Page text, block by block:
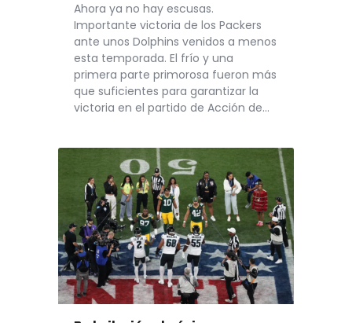
Ahora ya no hay escusas.
Importante victoria de los Packers
ante unos Dolphins venidos a menos
esta temporada. El frío y una
primera parte primorosa fueron más
que suficientes para garantizar la
victoria en el partido de Acción de…